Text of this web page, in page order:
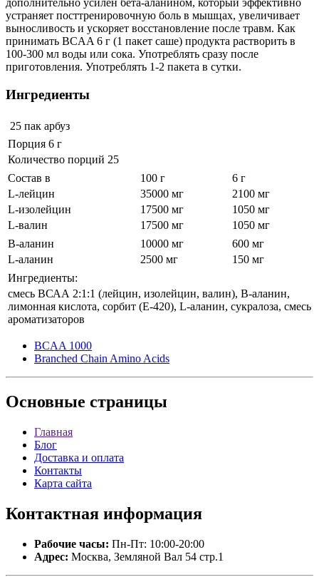
дополнительно усилен бета-аланином, который эффективно
устраняет посттренировочную боль в мышцах, увеличивает
выносливость и ускоряет восстановление после травм. Как
принимать BCAA 6 г (1 пакет саше) продукта растворить в
100-300 мл воды или сока. Употреблять сразу после
приготовления. Употреблять 1-2 пакета в сутки.
Ингредиенты
25 пак арбуз
Порция 6 г
Количество порций 25
Состав в
100 г
6 г
L-лейцин
35000 мг
2100 мг
L-изолейцин
17500 мг
1050 мг
L-валин
17500 мг
1050 мг
В-аланин
10000 мг
600 мг
L-аланин
2500 мг
150 мг
Ингредиенты:
смесь ВСАА 2:1:1 (лейцин, изолейцин, валин), В-аланин,
лимонная кислота, сорбит (Е-420), L-аланин, сукралоза, смесь
ароматизаторов
BCAA 1000
Branched Chain Amino Acids
Основные страницы
Главная
Блог
Доставка и оплата
Контакты
Карта сайта
Контактная информация
Рабочие часы: Пн-Пт: 10:00-20:00
Адрес: Москва, Земляной Вал 54 стр.1